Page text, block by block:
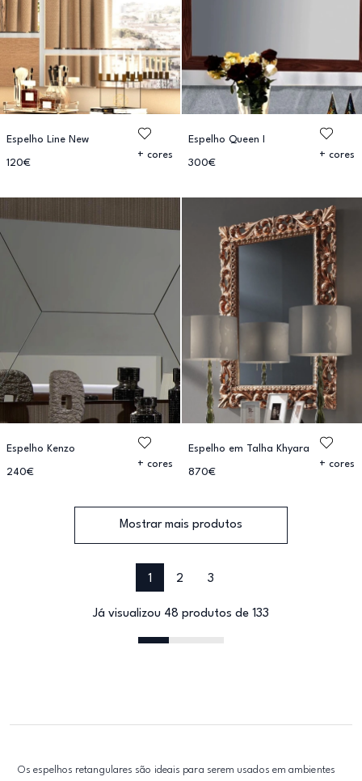
Espelho Line New
120€
+ cores
Espelho Queen I
300€
+ cores
Espelho Kenzo
240€
+ cores
Espelho em Talha Khyara
870€
+ cores
Mostrar mais produtos
1 2 3
Já visualizou 48 produtos de 133
Os espelhos retangulares são ideais para serem usados em ambientes